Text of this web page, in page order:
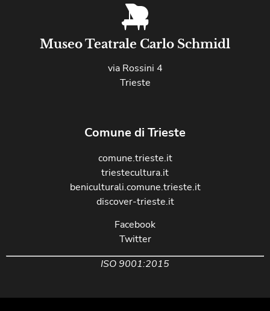
Museo Teatrale Carlo Schmidl
via Rossini 4
Trieste
Comune di Trieste
comune.trieste.it
triestecultura.it
beniculturali.comune.trieste.it
discover-trieste.it
Facebook
Twitter
ISO 9001:2015